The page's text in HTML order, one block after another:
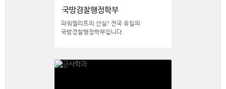
국방경찰행정학부
파워엘리트의 산실! 전국 유일의
국방경찰행정학부입니다.